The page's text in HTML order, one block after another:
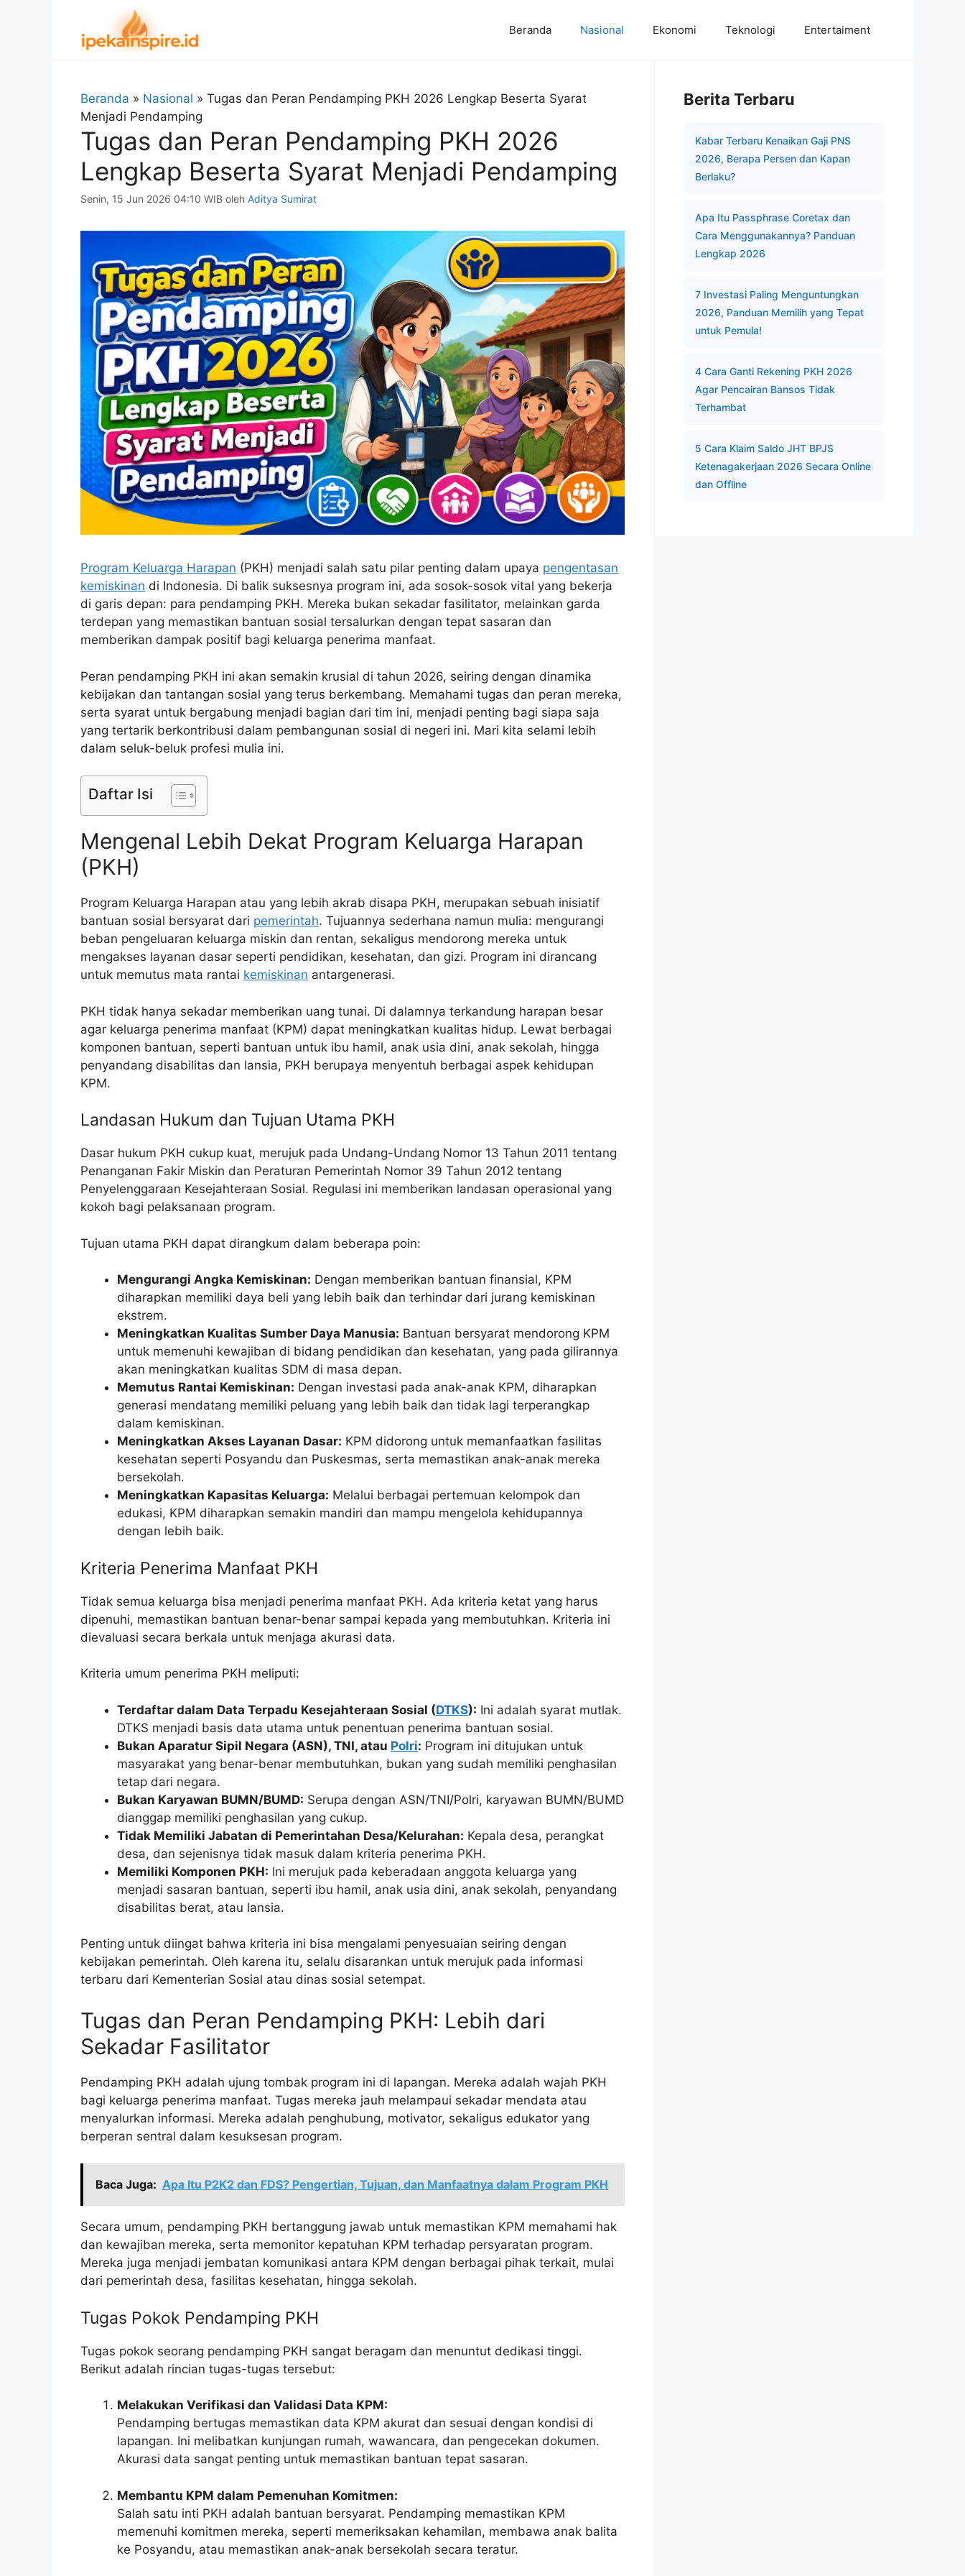
Beranda Nasional Ekonomi Teknologi Entertaiment
Beranda » Nasional » Tugas dan Peran Pendamping PKH 2026 Lengkap Beserta Syarat
Menjadi Pendamping
Tugas dan Peran Pendamping PKH 2026
Lengkap Beserta Syarat Menjadi Pendamping
Senin, 15 Jun 2026 04:10 WIB oleh Aditya Sumirat
Program Keluarga Harapan (PKH) menjadi salah satu pilar penting dalam upaya pengentasan
kemiskinan di Indonesia. Di balik suksesnya program ini, ada sosok-sosok vital yang bekerja
di garis depan: para pendamping PKH. Mereka bukan sekadar fasilitator, melainkan garda
terdepan yang memastikan bantuan sosial tersalurkan dengan tepat sasaran dan
memberikan dampak positif bagi keluarga penerima manfaat.
Peran pendamping PKH ini akan semakin krusial di tahun 2026, seiring dengan dinamika
kebijakan dan tantangan sosial yang terus berkembang. Memahami tugas dan peran mereka,
serta syarat untuk bergabung menjadi bagian dari tim ini, menjadi penting bagi siapa saja
yang tertarik berkontribusi dalam pembangunan sosial di negeri ini. Mari kita selami lebih
dalam seluk-beluk profesi mulia ini.
Daftar Isi
Mengenal Lebih Dekat Program Keluarga Harapan
(PKH)
Program Keluarga Harapan atau yang lebih akrab disapa PKH, merupakan sebuah inisiatif
bantuan sosial bersyarat dari pemerintah. Tujuannya sederhana namun mulia: mengurangi
beban pengeluaran keluarga miskin dan rentan, sekaligus mendorong mereka untuk
mengakses layanan dasar seperti pendidikan, kesehatan, dan gizi. Program ini dirancang
untuk memutus mata rantai kemiskinan antargenerasi.
PKH tidak hanya sekadar memberikan uang tunai. Di dalamnya terkandung harapan besar
agar keluarga penerima manfaat (KPM) dapat meningkatkan kualitas hidup. Lewat berbagai
komponen bantuan, seperti bantuan untuk ibu hamil, anak usia dini, anak sekolah, hingga
penyandang disabilitas dan lansia, PKH berupaya menyentuh berbagai aspek kehidupan
KPM.
Landasan Hukum dan Tujuan Utama PKH
Dasar hukum PKH cukup kuat, merujuk pada Undang-Undang Nomor 13 Tahun 2011 tentang
Penanganan Fakir Miskin dan Peraturan Pemerintah Nomor 39 Tahun 2012 tentang
Penyelenggaraan Kesejahteraan Sosial. Regulasi ini memberikan landasan operasional yang
kokoh bagi pelaksanaan program.
Tujuan utama PKH dapat dirangkum dalam beberapa poin:
Mengurangi Angka Kemiskinan: Dengan memberikan bantuan finansial, KPM
diharapkan memiliki daya beli yang lebih baik dan terhindar dari jurang kemiskinan
ekstrem.
Meningkatkan Kualitas Sumber Daya Manusia: Bantuan bersyarat mendorong KPM
untuk memenuhi kewajiban di bidang pendidikan dan kesehatan, yang pada gilirannya
akan meningkatkan kualitas SDM di masa depan.
Memutus Rantai Kemiskinan: Dengan investasi pada anak-anak KPM, diharapkan
generasi mendatang memiliki peluang yang lebih baik dan tidak lagi terperangkap
dalam kemiskinan.
Meningkatkan Akses Layanan Dasar: KPM didorong untuk memanfaatkan fasilitas
kesehatan seperti Posyandu dan Puskesmas, serta memastikan anak-anak mereka
bersekolah.
Meningkatkan Kapasitas Keluarga: Melalui berbagai pertemuan kelompok dan
edukasi, KPM diharapkan semakin mandiri dan mampu mengelola kehidupannya
dengan lebih baik.
Kriteria Penerima Manfaat PKH
Tidak semua keluarga bisa menjadi penerima manfaat PKH. Ada kriteria ketat yang harus
dipenuhi, memastikan bantuan benar-benar sampai kepada yang membutuhkan. Kriteria ini
dievaluasi secara berkala untuk menjaga akurasi data.
Kriteria umum penerima PKH meliputi:
Terdaftar dalam Data Terpadu Kesejahteraan Sosial (DTKS): Ini adalah syarat mutlak.
DTKS menjadi basis data utama untuk penentuan penerima bantuan sosial.
Bukan Aparatur Sipil Negara (ASN), TNI, atau Polri: Program ini ditujukan untuk
masyarakat yang benar-benar membutuhkan, bukan yang sudah memiliki penghasilan
tetap dari negara.
Bukan Karyawan BUMN/BUMD: Serupa dengan ASN/TNI/Polri, karyawan BUMN/BUMD
dianggap memiliki penghasilan yang cukup.
Tidak Memiliki Jabatan di Pemerintahan Desa/Kelurahan: Kepala desa, perangkat
desa, dan sejenisnya tidak masuk dalam kriteria penerima PKH.
Memiliki Komponen PKH: Ini merujuk pada keberadaan anggota keluarga yang
menjadi sasaran bantuan, seperti ibu hamil, anak usia dini, anak sekolah, penyandang
disabilitas berat, atau lansia.
Penting untuk diingat bahwa kriteria ini bisa mengalami penyesuaian seiring dengan
kebijakan pemerintah. Oleh karena itu, selalu disarankan untuk merujuk pada informasi
terbaru dari Kementerian Sosial atau dinas sosial setempat.
Tugas dan Peran Pendamping PKH: Lebih dari
Sekadar Fasilitator
Pendamping PKH adalah ujung tombak program ini di lapangan. Mereka adalah wajah PKH
bagi keluarga penerima manfaat. Tugas mereka jauh melampaui sekadar mendata atau
menyalurkan informasi. Mereka adalah penghubung, motivator, sekaligus edukator yang
berperan sentral dalam kesuksesan program.
Baca Juga: Apa Itu P2K2 dan FDS? Pengertian, Tujuan, dan Manfaatnya dalam Program PKH
Secara umum, pendamping PKH bertanggung jawab untuk memastikan KPM memahami hak
dan kewajiban mereka, serta memonitor kepatuhan KPM terhadap persyaratan program.
Mereka juga menjadi jembatan komunikasi antara KPM dengan berbagai pihak terkait, mulai
dari pemerintah desa, fasilitas kesehatan, hingga sekolah.
Tugas Pokok Pendamping PKH
Tugas pokok seorang pendamping PKH sangat beragam dan menuntut dedikasi tinggi.
Berikut adalah rincian tugas-tugas tersebut:
Melakukan Verifikasi dan Validasi Data KPM:
Pendamping bertugas memastikan data KPM akurat dan sesuai dengan kondisi di
lapangan. Ini melibatkan kunjungan rumah, wawancara, dan pengecekan dokumen.
Akurasi data sangat penting untuk memastikan bantuan tepat sasaran.
Membantu KPM dalam Pemenuhan Komitmen:
Salah satu inti PKH adalah bantuan bersyarat. Pendamping memastikan KPM
memenuhi komitmen mereka, seperti memeriksakan kehamilan, membawa anak balita
ke Posyandu, atau memastikan anak-anak bersekolah secara teratur.
Berita Terbaru
Kabar Terbaru Kenaikan Gaji PNS
2026, Berapa Persen dan Kapan
Berlaku?
Apa Itu Passphrase Coretax dan
Cara Menggunakannya? Panduan
Lengkap 2026
7 Investasi Paling Menguntungkan
2026, Panduan Memilih yang Tepat
untuk Pemula!
4 Cara Ganti Rekening PKH 2026
Agar Pencairan Bansos Tidak
Terhambat
5 Cara Klaim Saldo JHT BPJS
Ketenagakerjaan 2026 Secara Online
dan Offline